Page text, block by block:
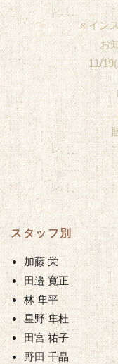
« イン
お
11/
スタッフ別
加藤 栄
田邉 寛正
林 隼平
星野 隼杜
田宮 祐子
野田 千晶